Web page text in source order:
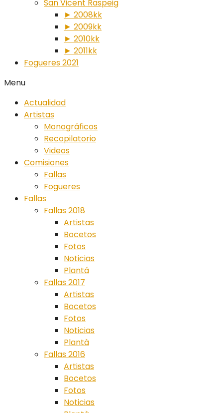
San Vicent Raspeig
► 2008kk
► 2009kk
► 2010kk
► 2011kk
Fogueres 2021
Menu
Actualidad
Artistas
Monográficos
Recopilatorio
Videos
Comisiones
Fallas
Fogueres
Fallas
Fallas 2018
Artistas
Bocetos
Fotos
Noticias
Plantá
Fallas 2017
Artistas
Bocetos
Fotos
Noticias
Plantà
Fallas 2016
Artistas
Bocetos
Fotos
Noticias